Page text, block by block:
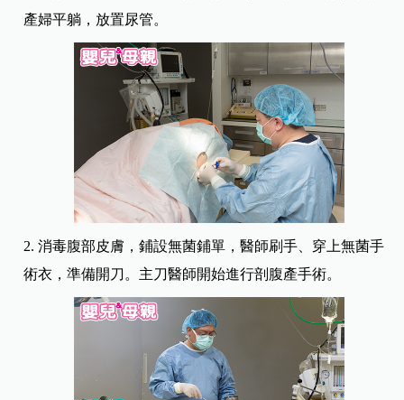
產婦平躺，放置尿管。
2. 消毒腹部皮膚，鋪設無菌鋪單，醫師刷手、穿上無菌手
術衣，準備開刀。主刀醫師開始進行剖腹產手術。